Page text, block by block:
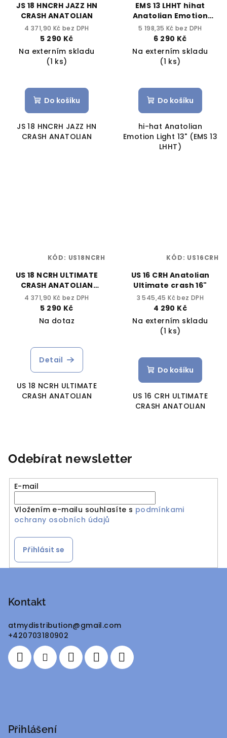
JS 18 HNCRH JAZZ HN
CRASH ANATOLIAN
4 371,90 Kč bez DPH
5 290 Kč
Na externím skladu
(1 ks)
Do košíku
JS 18 HNCRH JAZZ HN
CRASH ANATOLIAN
EMS 13 LHHT hihat
Anatolian Emotion
Light 13"
5 198,35 Kč bez DPH
6 290 Kč
Na externím skladu
(1 ks)
Do košíku
hi-hat Anatolian
Emotion Light 13" (EMS 13
LHHT)
US 18 NCRH ULTIMATE
CRASH ANATOLIAN
natural
4 371,90 Kč bez DPH
5 290 Kč
Na dotaz
Detail
US 18 NCRH ULTIMATE
CRASH ANATOLIAN
KÓD: US18NCRH
US 16 CRH Anatolian
Ultimate crash 16"
3 545,45 Kč bez DPH
4 290 Kč
Na externím skladu
(1 ks)
Do košíku
US 16 CRH ULTIMATE
CRASH ANATOLIAN
KÓD: US16CRH
Odebírat newsletter
E-mail
Vložením e-mailu souhlasíte s podmínkami
ochrany osobních údajů
Přihlásit se
Kontakt
atmydistribution@gmail.com
+420703180902
Přihlášení